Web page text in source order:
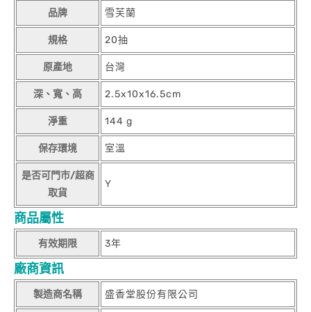
品牌 雪芙蘭
規格 20抽
原產地 台灣
深、寬、高 2.5x10x16.5cm
淨重 144 g
保存環境 室溫
是否可門市/超商
取貨
Y
商品屬性
有效期限 3年
廠商資訊
製造商名稱 盛香堂股份有限公司